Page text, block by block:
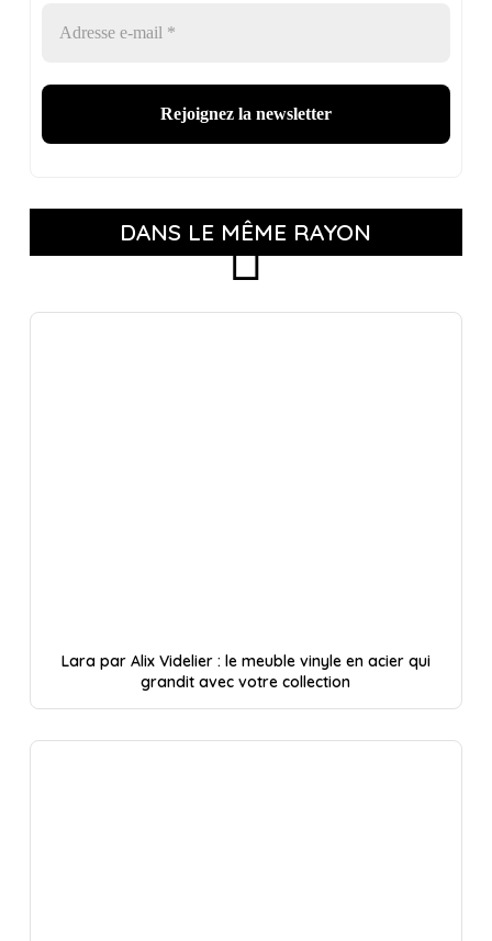
DANS LE MÊME RAYON
Lara par Alix Videlier : le meuble vinyle en acier qui
grandit avec votre collection